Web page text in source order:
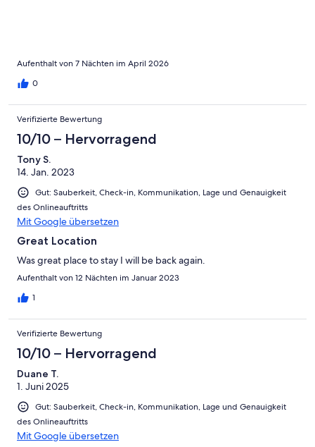
Aufenthalt von 7 Nächten im April 2026
0
Verifizierte Bewertung
10/10 – Hervorragend
Tony S.
14. Jan. 2023
Gut: Sauberkeit, Check-in, Kommunikation, Lage und Genauigkeit
des Onlineauftritts
Mit Google übersetzen
Great Location
Was great place to stay I will be back again.
Aufenthalt von 12 Nächten im Januar 2023
1
Verifizierte Bewertung
10/10 – Hervorragend
Duane T.
1. Juni 2025
Gut: Sauberkeit, Check-in, Kommunikation, Lage und Genauigkeit
des Onlineauftritts
Mit Google übersetzen